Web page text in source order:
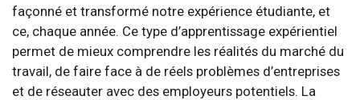
façonné et transformé notre expérience étudiante, et
ce, chaque année. Ce type d’apprentissage expérientiel
permet de mieux comprendre les réalités du marché du
travail, de faire face à de réels problèmes d’entreprises
et de réseauter avec des employeurs potentiels. La